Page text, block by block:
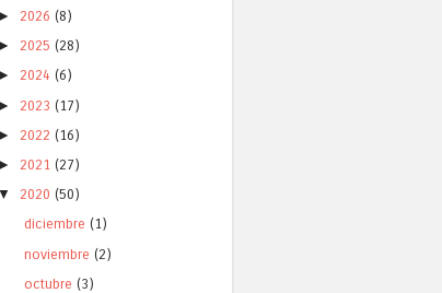
► 2026 (8)
► 2025 (28)
► 2024 (6)
► 2023 (17)
► 2022 (16)
► 2021 (27)
▼
2020 (50)
diciembre (1)
noviembre (2)
octubre (3)